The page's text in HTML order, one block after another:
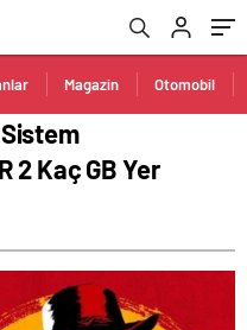
Magazin Otomobil
2 Kaç GB Yer